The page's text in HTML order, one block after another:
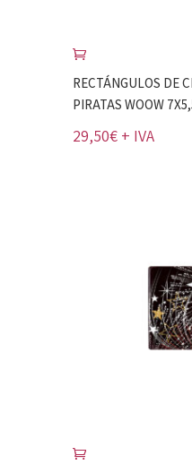
RECTÁNGULOS DE
PIRATAS WOOW
29,50€ + IVA